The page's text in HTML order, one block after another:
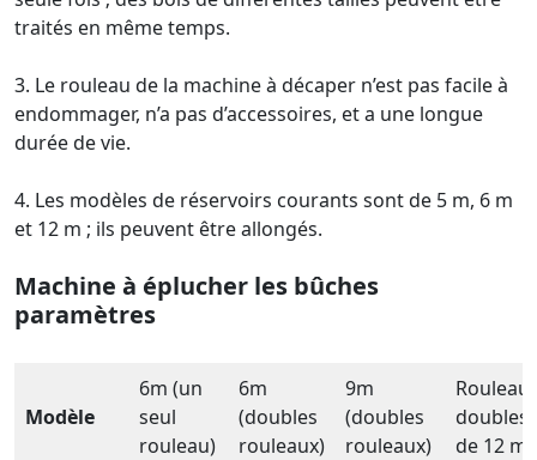
traités en même temps.
3. Le rouleau de la machine à décaper n’est pas facile à
endommager, n’a pas d’accessoires, et a une longue
durée de vie.
4. Les modèles de réservoirs courants sont de 5 m, 6 m
et 12 m ; ils peuvent être allongés.
Machine à éplucher les bûches
paramètres
Modèle
6m (un
seul
rouleau)
6m
(doubles
rouleaux)
9m
(doubles
rouleaux)
doubles
de 12 m